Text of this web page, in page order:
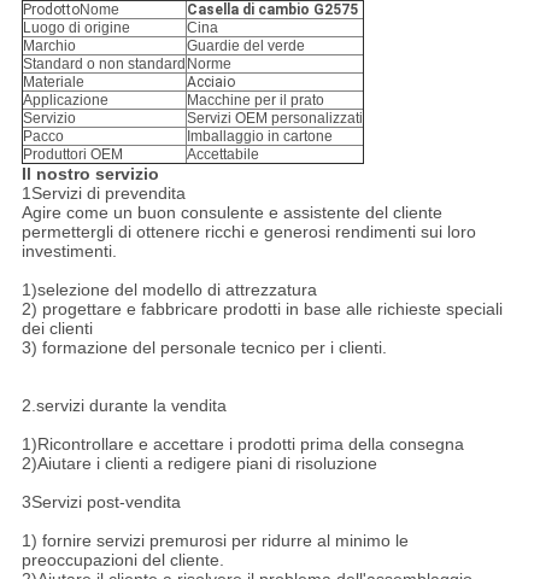
ProdottoNome
Casella di cambio G2575
Luogo di origine
Cina
Marchio
Guardie del verde
Standard o non standard Norme
Materiale
Acciaio
Applicazione
Macchine per il prato
Servizio
Servizi OEM personalizzati
Pacco
Imballaggio in cartone
Produttori OEM
Accettabile
Il nostro servizio
1Servizi di prevendita
Agire come un buon consulente e assistente del cliente
permettergli di ottenere ricchi e generosi rendimenti sui loro
investimenti.
1)selezione del modello di attrezzatura
2) progettare e fabbricare prodotti in base alle richieste speciali
dei clienti
3) formazione del personale tecnico per i clienti.
2.servizi durante la vendita
1)Ricontrollare e accettare i prodotti prima della consegna
2)Aiutare i clienti a redigere piani di risoluzione
3Servizi post-vendita
1) fornire servizi premurosi per ridurre al minimo le
preoccupazioni del cliente.